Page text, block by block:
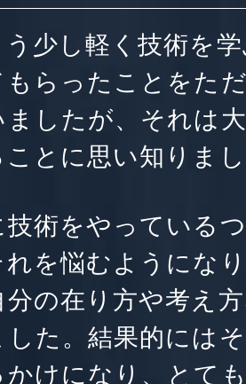
少し軽く技術を
もらったことをた
ましたが、それは
ことに思い知りま
技術をやっている
れを悩むようにな
の在り方や考え
した。結果的には
かけになり、とて